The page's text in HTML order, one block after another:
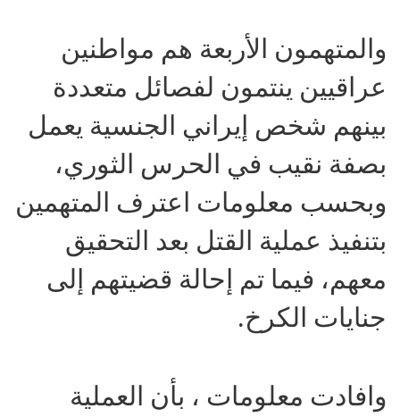
والمتهمون الأربعة هم مواطنين
عراقيين ينتمون لفصائل متعددة
بينهم شخص إيراني الجنسية يعمل
بصفة نقيب في الحرس الثوري،
وبحسب معلومات اعترف المتهمين
بتنفيذ عملية القتل بعد التحقيق
معهم، فيما تم إحالة قضيتهم إلى
جنايات الكرخ.
وافادت معلومات ، بأن العملية